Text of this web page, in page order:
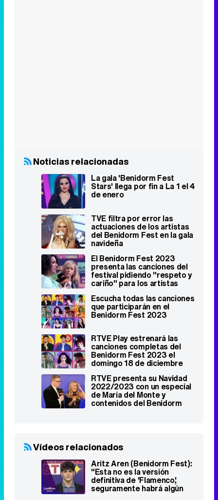
Noticias relacionadas
La gala 'Benidorm Fest
Stars' llega por fin a La 1 el 4
de enero
TVE filtra por error las
actuaciones de los artistas
del Benidorm Fest en la gala
navideña
El Benidorm Fest 2023
presenta las canciones del
festival pidiendo "respeto y
cariño" para los artistas
Escucha todas las canciones
que participarán en el
Benidorm Fest 2023
RTVE Play estrenará las
canciones completas del
Benidorm Fest 2023 el
domingo 18 de diciembre
RTVE presenta su Navidad
2022/2023 con un especial
de María del Monte y
contenidos del Benidorm
Vídeos relacionados
Aritz Aren (Benidorm Fest):
"Esta no es la versión
definitiva de 'Flamenco',
seguramente habrá algún